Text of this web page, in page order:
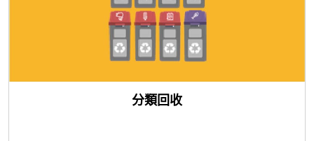
分類回收